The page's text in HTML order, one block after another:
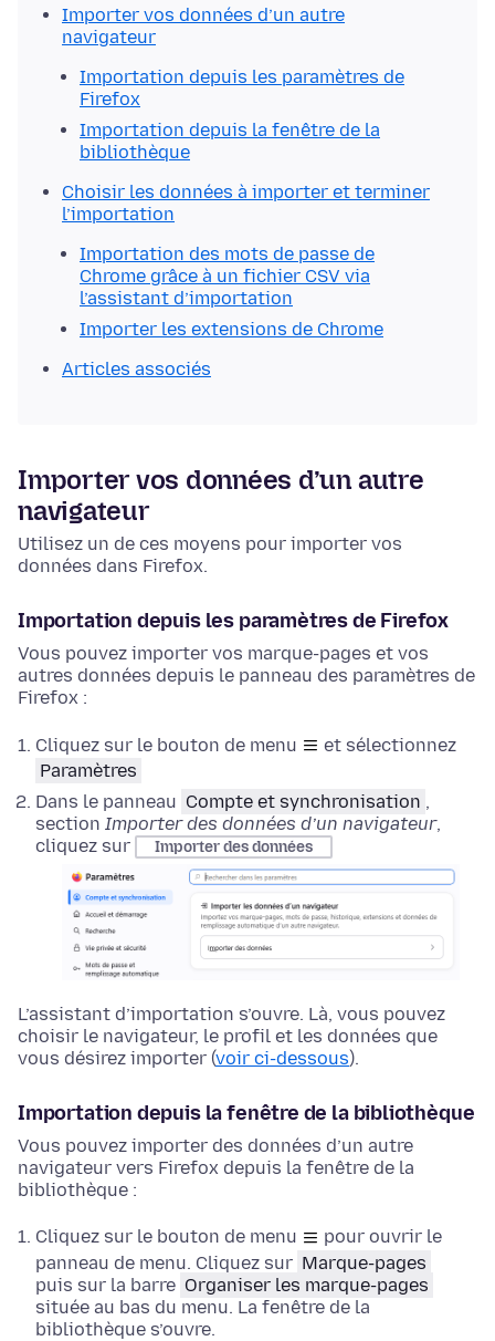
Importer vos données d’un autre
navigateur
Importation depuis les paramètres de
Firefox
Importation depuis la fenêtre de la
bibliothèque
Choisir les données à importer et terminer
l’importation
Importation des mots de passe de
Chrome grâce à un fichier CSV via
l’assistant d’importation
Importer les extensions de Chrome
Articles associés
Importer vos données d’un autre
navigateur
Utilisez un de ces moyens pour importer vos
données dans Firefox.
Importation depuis les paramètres de Firefox
Vous pouvez importer vos marque-pages et vos
autres données depuis le panneau des paramètres de
Firefox :
Cliquez sur le bouton de menu
et sélectionnez
Paramètres
Dans le panneau Compte et synchronisation ,
section Importer des données d’un navigateur,
cliquez sur
Importer des données
L’assistant d’importation s’ouvre. Là, vous pouvez
choisir le navigateur, le profil et les données que
vous désirez importer (voir ci-dessous).
Importation depuis la fenêtre de la bibliothèque
Vous pouvez importer des données d’un autre
navigateur vers Firefox depuis la fenêtre de la
bibliothèque :
Cliquez sur le bouton de menu
pour ouvrir le
panneau de menu. Cliquez sur Marque-pages
puis sur la barre Organiser les marque-pages
située au bas du menu. La fenêtre de la
bibliothèque s’ouvre.